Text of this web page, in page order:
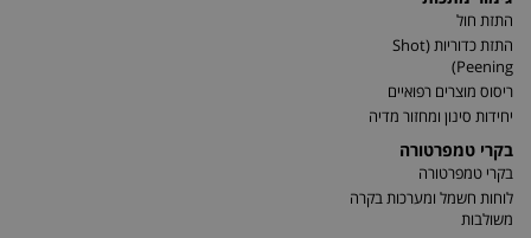
התזת חול
התזת כדוריות (Shot
Peening)
ריסוס מוצרים רפואיים
יחידות סינון ומחזור מדיה
בקרי טמפרטורה
בקרי טמפרטורה
לוחות חשמל ומערכות בקרה
משולבות